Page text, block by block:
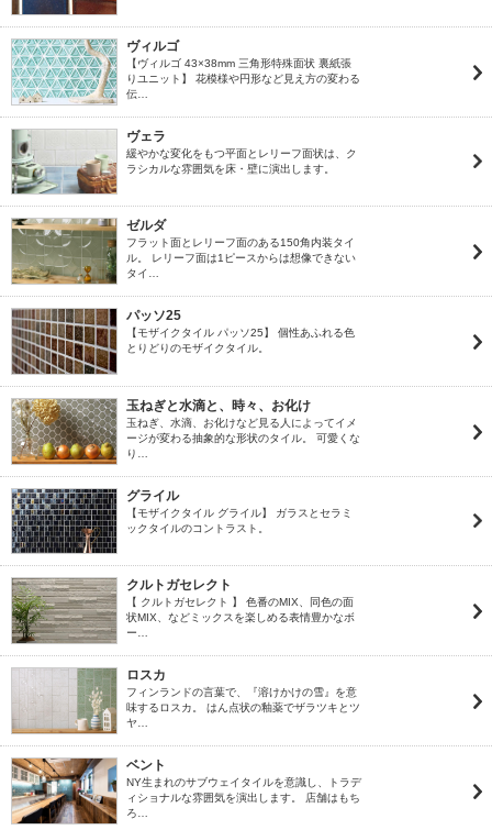
ヴィルゴ
【ヴィルゴ 43×38mm 三角形特殊面状 裏紙張
りユニット】 花模様や円形など見え方の変わる
伝…
ヴェラ
緩やかな変化をもつ平面とレリーフ面状は、ク
ラシカルな雰囲気を床・壁に演出します。
ゼルダ
フラット面とレリーフ面のある150角内装タイ
ル。 レリーフ面は1ピースからは想像できない
タイ…
パッソ25
【モザイクタイル パッソ25】 個性あふれる色
とりどりのモザイクタイル。
玉ねぎと水滴と、時々、お化け
玉ねぎ、水滴、お化けなど見る人によってイメ
ージが変わる抽象的な形状のタイル。 可愛くな
り…
グライル
【モザイクタイル グライル】 ガラスとセラミ
ックタイルのコントラスト。
クルトガセレクト
【 クルトガセレクト 】 色番のMIX、同色の面
状MIX、などミックスを楽しめる表情豊かなボ
ー…
ロスカ
フィンランドの言葉で、『溶けかけの雪』を意
味するロスカ。 はん点状の釉薬でザラツキとツ
ヤ…
ベント
NY生まれのサブウェイタイルを意識し、トラデ
ィショナルな雰囲気を演出します。 店舗はもち
ろ…